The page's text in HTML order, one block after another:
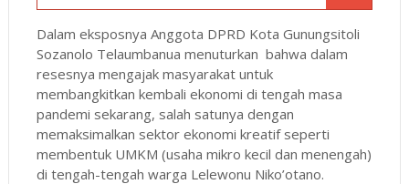
Dalam eksposnya Anggota DPRD Kota Gunungsitoli
Sozanolo Telaumbanua menuturkan bahwa dalam
resesnya mengajak masyarakat untuk
membangkitkan kembali ekonomi di tengah masa
pandemi sekarang, salah satunya dengan
memaksimalkan sektor ekonomi kreatif seperti
membentuk UMKM (usaha mikro kecil dan menengah)
di tengah-tengah warga Lelewonu Niko’otano.